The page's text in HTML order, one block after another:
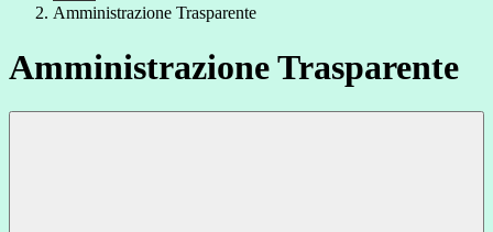
Amministrazione Trasparente
Amministrazione Trasparente